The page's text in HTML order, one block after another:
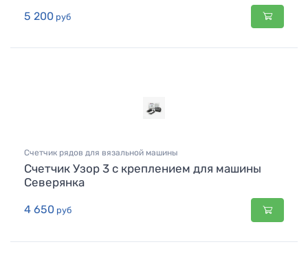
5 200 руб
Счетчик рядов для вязальной машины
Счетчик Узор 3 с креплением для машины
Северянка
4 650 руб